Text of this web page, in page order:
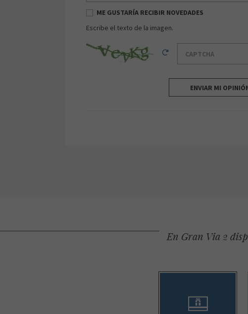
ME GUSTARÍA RECIBIR NOVEDADES
Escribe el texto de la imagen.
Captcha
ENVIAR MI
En Gran Via 2